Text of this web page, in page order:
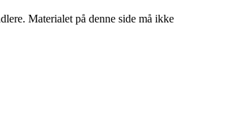
Materialet på denne side må ikke